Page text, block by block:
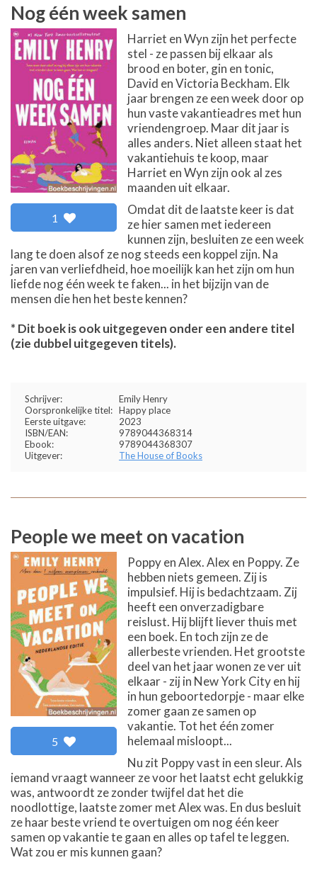
Nog één week samen
1
Harriet en Wyn zijn het perfecte
stel - ze passen bij elkaar als
brood en boter, gin en tonic,
David en Victoria Beckham. Elk
jaar brengen ze een week door op
hun vaste vakantieadres met hun
vriendengroep. Maar dit jaar is
alles anders. Niet alleen staat het
vakantiehuis te koop, maar
Harriet en Wyn zijn ook al zes
maanden uit elkaar.
Omdat dit de laatste keer is dat
ze hier samen met iedereen
kunnen zijn, besluiten ze een week
lang te doen alsof ze nog steeds een koppel zijn. Na
jaren van verliefdheid, hoe moeilijk kan het zijn om hun
liefde nog één week te faken... in het bijzijn van de
mensen die hen het beste kennen?
* Dit boek is ook uitgegeven onder een andere titel
(zie dubbel uitgegeven titels).
Schrijver:
Emily Henry
Oorspronkelijke titel: Happy place
Eerste uitgave:
2023
ISBN/EAN:
9789044368314
Ebook:
9789044368307
Uitgever:
The House of Books
People we meet on vacation
5
Poppy en Alex. Alex en Poppy. Ze
hebben niets gemeen. Zij is
impulsief. Hij is bedachtzaam. Zij
heeft een onverzadigbare
reislust. Hij blijft liever thuis met
een boek. En toch zijn ze de
allerbeste vrienden. Het grootste
deel van het jaar wonen ze ver uit
elkaar - zij in New York City en hij
in hun geboortedorpje - maar elke
zomer gaan ze samen op
vakantie. Tot het één zomer
helemaal misloopt...
Nu zit Poppy vast in een sleur. Als
iemand vraagt wanneer ze voor het laatst echt gelukkig
was, antwoordt ze zonder twijfel dat het die
noodlottige, laatste zomer met Alex was. En dus besluit
ze haar beste vriend te overtuigen om nog één keer
samen op vakantie te gaan en alles op tafel te leggen.
Wat zou er mis kunnen gaan?